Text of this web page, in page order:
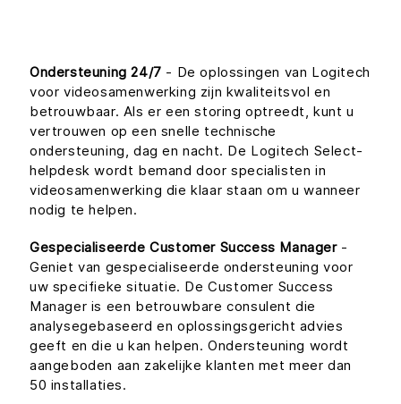
Ondersteuning 24/7 - De oplossingen van Logitech
voor videosamenwerking zijn kwaliteitsvol en
betrouwbaar. Als er een storing optreedt, kunt u
vertrouwen op een snelle technische
ondersteuning, dag en nacht. De Logitech Select-
helpdesk wordt bemand door specialisten in
videosamenwerking die klaar staan om u wanneer
nodig te helpen.
Gespecialiseerde Customer Success Manager-
Geniet van gespecialiseerde ondersteuning voor
uw specifieke situatie. De Customer Success
Manager is een betrouwbare consulent die
analysegebaseerd en oplossingsgericht advies
geeft en die u kan helpen. Ondersteuning wordt
aangeboden aan zakelijke klanten met meer dan
50 installaties.